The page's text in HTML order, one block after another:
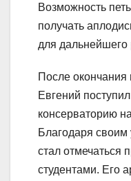
Возможность
получать
для дальнейшего
После
Евгений
консерваторию
Благодаря
стал отмечаться
студентами. Его